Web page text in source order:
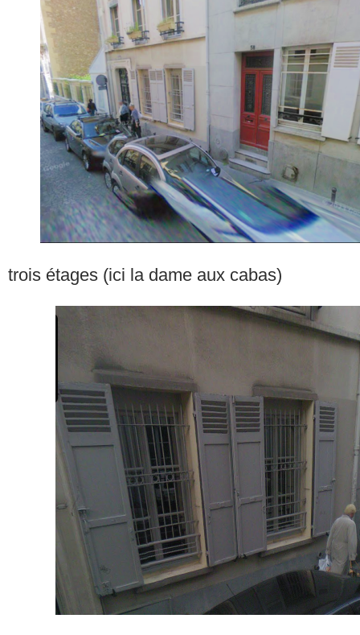
trois étages (ici la dame aux cabas)